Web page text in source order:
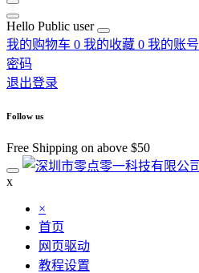
Hello Public user
我的购物车 0 我的收藏 0 我的账号
密码
退出登录
Follow us
Free Shipping on above $50
x
×
首页
网页驱动
教程设置